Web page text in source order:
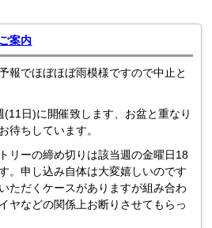
案内
報でほぼほぼ雨模様ですので中止と
日)に開催致します、お盆と重なり
待ちしています。
リーの締め切りは該当週の金曜日18
。申し込み自体は大変嬉しいのです
ただくケースがありますが組み合わ
ヤなどの関係上お断りさせてもらっ